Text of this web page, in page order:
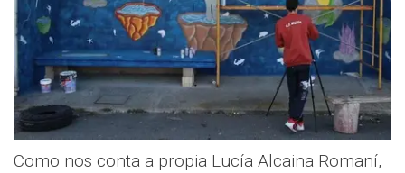
Como nos conta a propia Lucía Alcaina Romaní,